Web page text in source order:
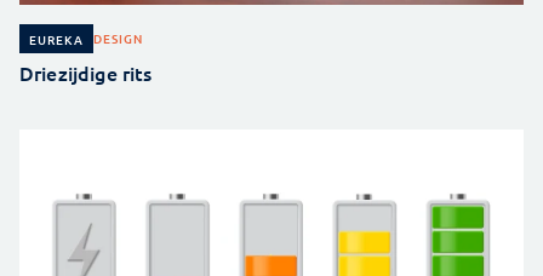
EUREKA DESIGN
Driezijdige rits